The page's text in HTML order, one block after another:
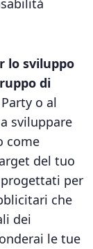
lo sviluppo
di
o al
sviluppare
come
del tuo
per
che
dei
le tue